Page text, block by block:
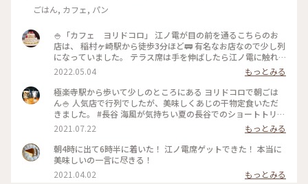
ごはん, カフェ, パン
🍚「カフェ ヨリドコロ」 江ノ電が目の前を通るこちらのお
店は、 稲村ヶ崎駅から徒歩3分ほど🚃 有名なお店なので少し列
になっていました。 テラス席は手を伸ばしたら江ノ電に触れ
そうなくらい近い..! ・ ご飯はしらす丼と卵かけご飯を注文。
卵かけご飯は自力で泡立てる方式。 体に良さそうなメニュー
でホッと一息、、 と思ったら、江ノ電が通過するのでずっと
アトラクション気分で楽しめました♪ #春風さんぽ #ヒーリン
グ旅 #Myことりっぷ #鎌倉 #鎌倉カフェ #江ノ電
2022.05.04
もっとみる
極楽寺駅から歩いて少しのところにある ヨリドコロで朝ごは
ん🍚 人気店で行列でしたが、美味しくあじの干物定食いただ
きました。 #長谷 海風が気持ちい夏の長谷でのショートトリッ
プにて🌊☀️ #鎌倉#長谷#極楽寺#ヨリドコロ#朝ごはん
2021.07.22
もっとみる
朝4時に出て6時半に着いた！ 江ノ電席ゲットできた！ 本当に
美味しいの一言に尽きる！
2021.04.02
もっとみる